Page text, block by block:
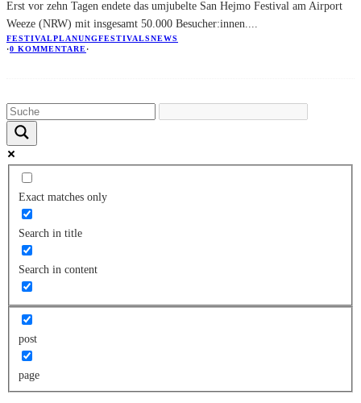
Erst vor zehn Tagen endete das umjubelte San Hejmo Festival am Airport
Weeze (NRW) mit insgesamt 50.000 Besucher:innen....
FESTIVALPLANUNGFESTIVALSNEWS
·0 KOMMENTARE·
Exact matches only
Search in title
Search in content
post
page